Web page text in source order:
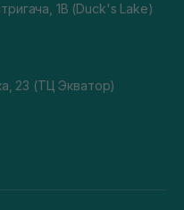
1В (Duck's Lake)
23 (ТЦ Экватор)